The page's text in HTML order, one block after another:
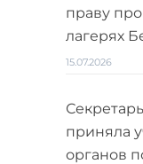
праву
лагерях
15.07.2026
приняла
органов